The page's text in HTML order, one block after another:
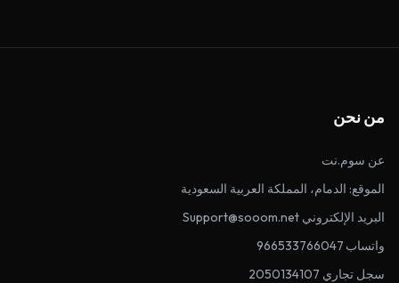
من نحن
عن سوم.نت
الموقع: الدمام، المملكة العربية السعودية
البريد الإلكتروني Support@sooom.net
واتساب 966533766047
سجل تجاري 2050134107